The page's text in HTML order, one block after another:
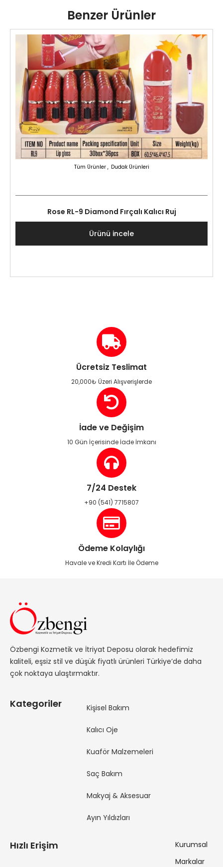
Benzer Ürünler
Tüm Ürünler , Dudak Ürünleri
Rose RL-9 Diamond Fırçalı Kalıcı Ruj
Ürünü incele
Ücretsiz Teslimat
20,000₺ Üzeri Alışverişlerde
İade ve Değişim
10 Gün İçerisinde İade İmkanı
7/24 Destek
+90 (541) 7715807
Ödeme Kolaylığı
Havale ve Kredi Kartı İle Ödeme
Özbengi Kozmetik ve İtriyat Deposu olarak hedefimiz
kaliteli, eşsiz stil ve düşük fiyatlı ürünleri Türkiye’de daha
çok noktaya ulaştırmaktır.
Kategoriler Kişisel Bakım
Kalıcı Oje
Kuaför Malzemeleri
Saç Bakım
Makyaj & Aksesuar
Ayın Yıldızları
Hızlı Erişim
Kurumsal
Markalar